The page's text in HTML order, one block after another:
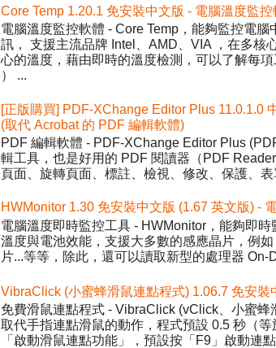
Core Temp 1.20.1 免安裝中文版 - 電腦溫度監控
電腦溫度監控軟體 - Core Temp，能夠監控電
訊， 支援主流品牌 Intel、AMD、VIA ，在多核
心的溫度，藉由即時的溫度檢測，可以了解每
） ...
[正版購買] PDF-XChange Editor Plus 11.0.1.0
(取代 Acrobat 的 PDF 編輯軟體)
PDF 編輯軟體 - PDF-XChange Editor Plus
輯工具，也是好用的 PDF 閱讀器（PDF
頁面、旋轉頁面、標註、檢視、修改、保護、表
HWMonitor 1.30 免安裝中文版 (1.67 英文版) -
電腦溫度即時監控工具 - HWMonitor，能夠即
溫度與電池效能，支援大多數的感應晶片，例
片...等等，除此，還可以讀取新型的處理器 On-
VibraClick (小蜜蜂滑鼠連點程式) 1.06.7 免安
免費滑鼠連點程式 - VibraClick (vClick、小蜜
取代手指連點滑鼠的動作，程式預設 0.5 秒（
「啟動滑鼠連點功能」，預設按「F9」啟動連